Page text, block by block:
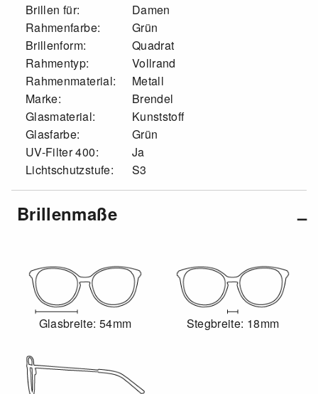
Brillen für:
Damen
Rahmenfarbe:
Grün
Brillenform:
Quadrat
Rahmentyp:
Vollrand
Rahmenmaterial:
Metall
Marke:
Brendel
Glasmaterial:
Kunststoff
Glasfarbe:
Grün
UV-Filter 400:
Ja
Lichtschutzstufe:
S3
Brillenmaße
Glasbreite: 54mm Stegbreite: 18mm